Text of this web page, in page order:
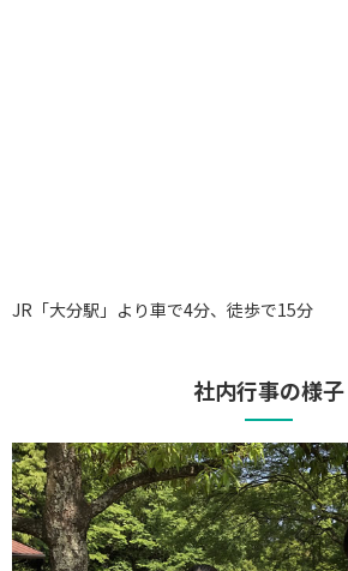
JR「大分駅」より車で4分、徒歩で15分
社内行事の様子